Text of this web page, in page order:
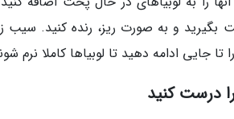
و به صورت ریز، رنده کنید. سیب
جایی ادامه دهید تا لوبیاها کاملا نرم
درست کنید